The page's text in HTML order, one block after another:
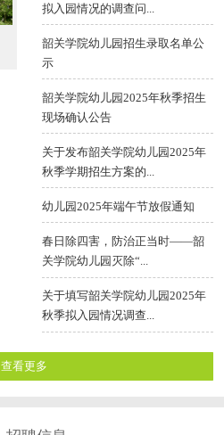
拟入园情况的调查问...
韶关学院幼儿园招生录取名单公
示
韶关学院幼儿园2025年秋季招生
现场确认公告
关于发布韶关学院幼儿园2025年
秋季学期招生方案的...
幼儿园2025年端午节放假通知
春日除四害，防治正当时——韶
关学院幼儿园灭除“...
关于填写韶关学院幼儿园2025年
秋季拟入园情况调查...
查看更多